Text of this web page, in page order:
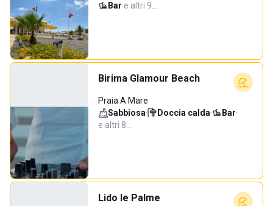
Bar·e altri 9…
Birima Glamour Beach
Praia A Mare
Sabbiosa· Doccia calda· Bar·
e altri 8…
Lido le Palme